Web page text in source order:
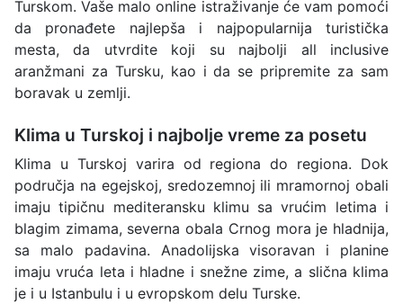
Turskom. Vaše malo online istraživanje će vam pomoći
da pronađete najlepša i najpopularnija turistička
mesta, da utvrdite koji su najbolji all inclusive
aranžmani za Tursku, kao i da se pripremite za sam
boravak u zemlji.
Klima u Turskoj i najbolje vreme za posetu
Klima u Turskoj varira od regiona do regiona. Dok
područja na egejskoj, sredozemnoj ili mramornoj obali
imaju tipičnu mediteransku klimu sa vrućim letima i
blagim zimama, severna obala Crnog mora je hladnija,
sa malo padavina. Anadolijska visoravan i planine
imaju vruća leta i hladne i snežne zime, a slična klima
je i u Istanbulu i u evropskom delu Turske.